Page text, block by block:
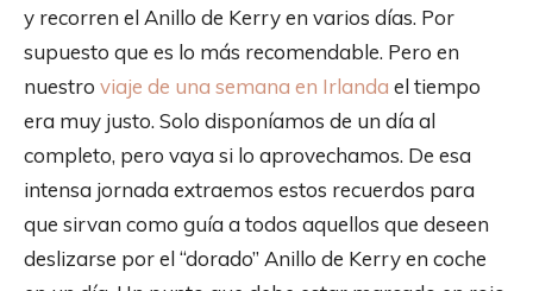
y recorren el Anillo de Kerry en varios días. Por
supuesto que es lo más recomendable. Pero en
nuestro viaje de una semana en Irlanda el tiempo
era muy justo. Solo disponíamos de un día al
completo, pero vaya si lo aprovechamos. De esa
intensa jornada extraemos estos recuerdos para
que sirvan como guía a todos aquellos que deseen
deslizarse por el “dorado” Anillo de Kerry en coche